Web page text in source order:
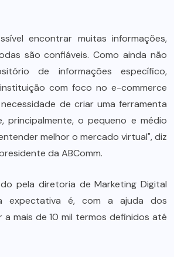
encontrar muitas informações,
são confiáveis. Como ainda não
de informações específico,
com foco no e-commerce
de criar uma ferramenta
principalmente, o pequeno e médio
melhor o mercado virtual", diz
da ABComm.
pela diretoria de Marketing Digital
expectativa é, com a ajuda dos
a mais de 10 mil termos definidos até